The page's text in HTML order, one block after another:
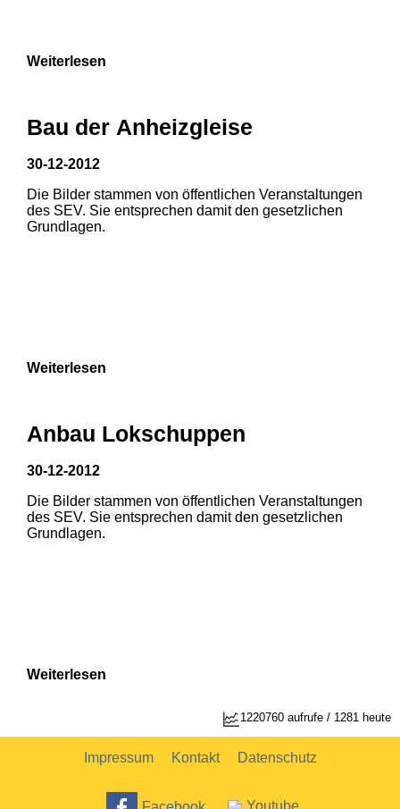
3
Weiterlesen
Bau der Anheizgleise
30-12-2012
Die Bilder stammen von öffentlichen Veranstaltungen
des SEV. Sie entsprechen damit den gesetzlichen
Grundlagen.
Weiterlesen
Anbau Lokschuppen
30-12-2012
Die Bilder stammen von öffentlichen Veranstaltungen
des SEV. Sie entsprechen damit den gesetzlichen
Grundlagen.
Weiterlesen
1220760 aufrufe / 1281 heute
Impressum Kontakt Datenschutz